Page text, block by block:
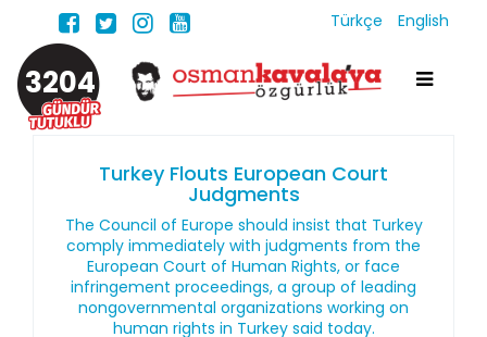
Türkçe English
3204
Turkey Flouts European Court
Judgments
The Council of Europe should insist that Turkey
comply immediately with judgments from the
European Court of Human Rights, or face
infringement proceedings, a group of leading
nongovernmental organizations working on
human rights in Turkey said today.